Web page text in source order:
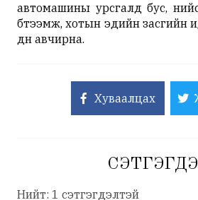
автомашины урсгалд бус,
бүтээмж, хотын эдийн засгийн
дүн авчирна.
Хуваалцах
Нийт: 1 сэтгэгдэлтэй